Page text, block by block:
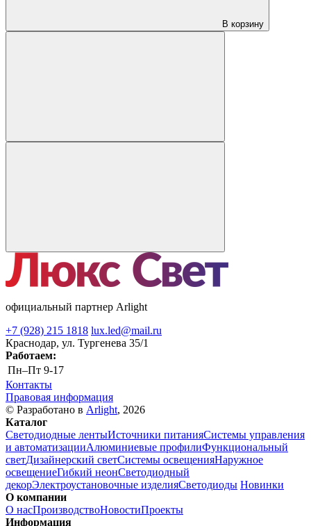
В корзину
официальный партнер Arlight
+7 (928) 215 1818 lux.led@mail.ru
Краснодар, ул. Тургенева 35/1
Работаем:
Пн–Пт 9-17
Контакты
Правовая информация
© Разработано в Arlight, 2026
Каталог
Светодиодные лентыИсточники питанияСистемы управления
и автоматизацииАлюминиевые профилиФункциональный
светДизайнерский светСистемы освещенияНаружное
освещениеГибкий неонСветодиодный
декорЭлектроустановочные изделияСветодиоды Новинки
О компании
О насПроизводствоНовостиПроекты
Информация